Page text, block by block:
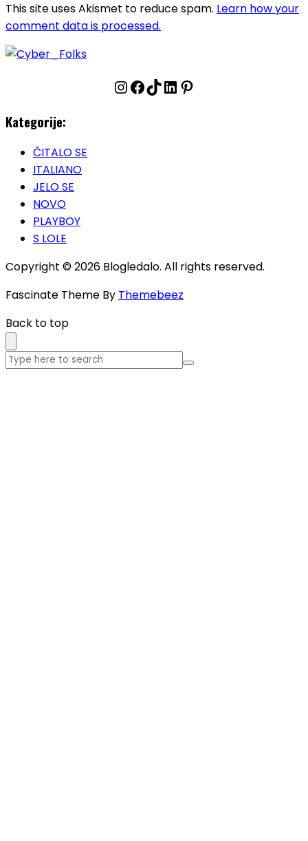
This site uses Akismet to reduce spam. Learn how your
comment data is processed.
Instagram
Facebook
TikTok
LinkedIn
Pinterest
Kategorije:
ČITALO SE
ITALIANO
JELO SE
NOVO
PLAYBOY
S LOLE
Copyright © 2026 Blogledalo. All rights reserved.
Fascinate Theme By Themebeez
Back to top